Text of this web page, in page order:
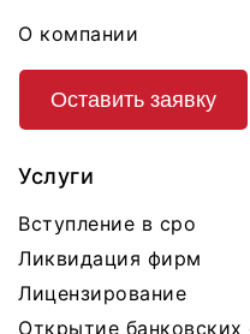
О компании
Оставить заявку
Услуги
Вступление в сро
Ликвидация фирм
Лицензирование
Открытие банковских